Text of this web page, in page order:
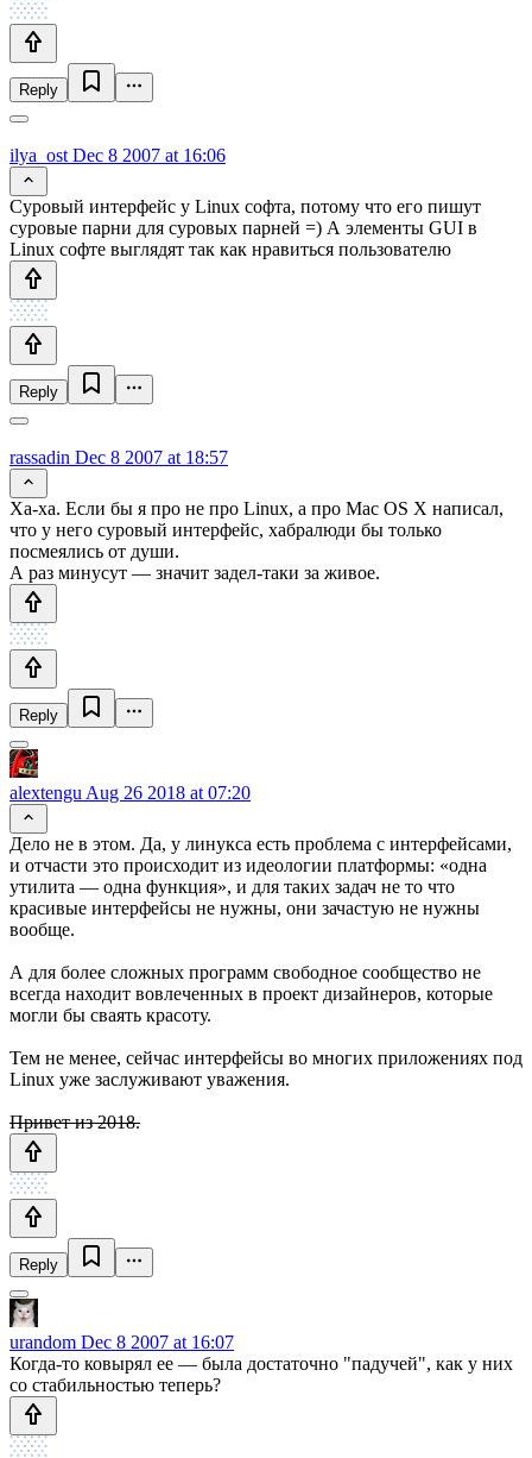
Reply
ilya_ost Dec 8 2007 at 16:06
Суровый интерфейс у Linux софта, потому что его пишут
суровые парни для суровых парней =) А элементы GUI в
Linux софте выглядят так как нравиться пользователю
Reply
rassadin Dec 8 2007 at 18:57
Ха-ха. Если бы я про не про Linux, а про Mac OS X написал,
что у него суровый интерфейс, хабралюди бы только
посмеялись от души.
А раз минусут — значит задел-таки за живое.
Reply
alextengu Aug 26 2018 at 07:20
Дело не в этом. Да, у линукса есть проблема с интерфейсами,
и отчасти это происходит из идеологии платформы: «одна
утилита — одна функция», и для таких задач не то что
красивые интерфейсы не нужны, они зачастую не нужны
вообще.
А для более сложных программ свободное сообщество не
всегда находит вовлеченных в проект дизайнеров, которые
могли бы сваять красоту.
Тем не менее, сейчас интерфейсы во многих приложениях под
Linux уже заслуживают уважения.
Привет из 2018.
Reply
urandom Dec 8 2007 at 16:07
Когда-то ковырял ее — была достаточно "падучей", как у них
со стабильностью теперь?